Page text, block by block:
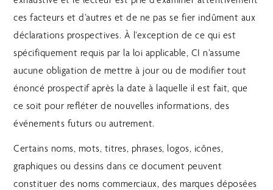
ces facteurs et d’autres et de ne pas se fier indûment aux
déclarations prospectives. À l’exception de ce qui est
spécifiquement requis par la loi applicable, CI n’assume
aucune obligation de mettre à jour ou de modifier tout
énoncé prospectif après la date à laquelle il est fait, que
ce soit pour refléter de nouvelles informations, des
événements futurs ou autrement.
Certains noms, mots, titres, phrases, logos, icônes,
graphiques ou dessins dans ce document peuvent
constituer des noms commerciaux, des marques déposées